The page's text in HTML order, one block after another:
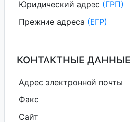
Юридический адрес (ГРП)
Прежние адреса (ЕГР)
КОНТАКТНЫЕ ДАННЫЕ
Адрес электронной почты
Факс
Сайт